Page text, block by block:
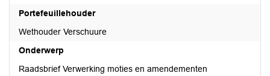
Portefeuillehouder
Wethouder Verschuure
Onderwerp
Raadsbrief Verwerking moties en amendementen